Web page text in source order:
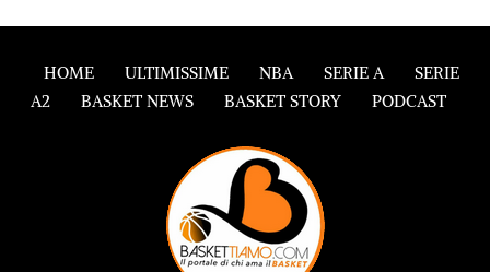
HOME ULTIMISSIME NBA SERIE A
SERIE
A2
BASKET NEWS BASKET STORY PODCAST